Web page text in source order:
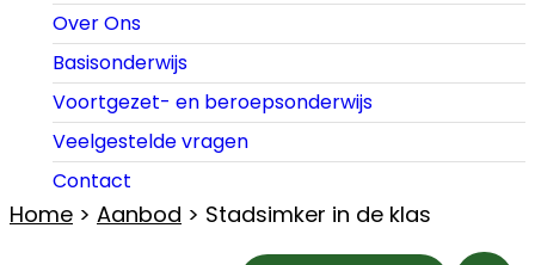
Over Ons
Basisonderwijs
Voortgezet- en beroepsonderwijs
Veelgestelde vragen
Contact
Home > Aanbod > Stadsimker in de klas